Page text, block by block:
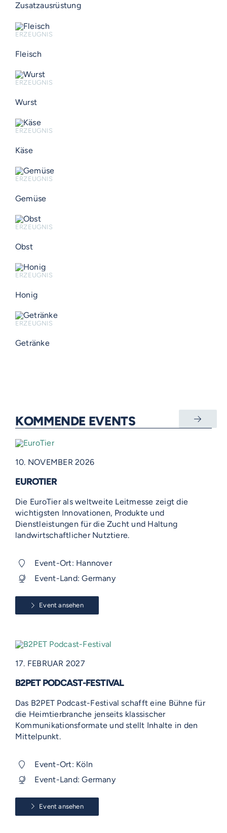
Zusatzausrüstung
ERZEUGNIS
Fleisch
ERZEUGNIS
Wurst
ERZEUGNIS
Käse
ERZEUGNIS
Gemüse
ERZEUGNIS
Obst
ERZEUGNIS
Honig
ERZEUGNIS
Getränke
KOMMENDE EVENTS
10. NOVEMBER 2026
EUROTIER
Die EuroTier als weltweite Leitmesse zeigt die
wichtigsten Innovationen, Produkte und
Dienstleistungen für die Zucht und Haltung
landwirtschaftlicher Nutztiere.
Event-Ort: Hannover
Event-Land: Germany
Event ansehen
17. FEBRUAR 2027
B2PET PODCAST-FESTIVAL
Das B2PET Podcast-Festival schafft eine Bühne für
die Heimtierbranche jenseits klassischer
Kommunikationsformate und stellt Inhalte in den
Mittelpunkt.
Event-Ort: Köln
Event-Land: Germany
Event ansehen